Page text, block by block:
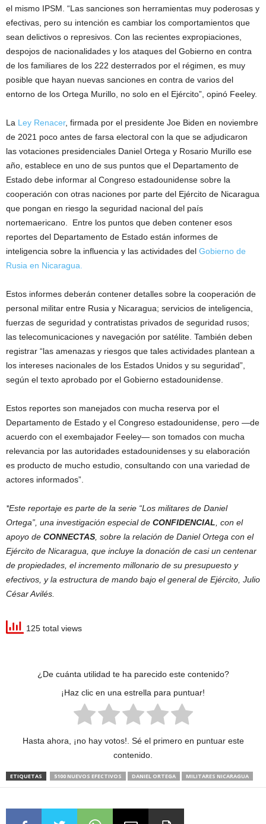
el mismo IPSM. “Las sanciones son herramientas muy poderosas y
efectivas, pero su intención es cambiar los comportamientos que
sean delictivos o represivos. Con las recientes expropiaciones,
despojos de nacionalidades y los ataques del Gobierno en contra
de los familiares de los 222 desterrados por el régimen, es muy
posible que hayan nuevas sanciones en contra de varios del
entorno de los Ortega Murillo, no solo en el Ejército”, opinó Feeley.
La Ley Renacer, firmada por el presidente Joe Biden en noviembre
de 2021 poco antes de farsa electoral con la que se adjudicaron
las votaciones presidenciales Daniel Ortega y Rosario Murillo ese
año, establece en uno de sus puntos que el Departamento de
Estado debe informar al Congreso estadounidense sobre la
cooperación con otras naciones por parte del Ejército de Nicaragua
que pongan en riesgo la seguridad nacional del país
nortemaericano. Entre los puntos que deben contener esos
reportes del Departamento de Estado están informes de
inteligencia sobre la influencia y las actividades del Gobierno de
Rusia en Nicaragua.
Estos informes deberán contener detalles sobre la cooperación de
personal militar entre Rusia y Nicaragua; servicios de inteligencia,
fuerzas de seguridad y contratistas privados de seguridad rusos;
las telecomunicaciones y navegación por satélite. También deben
registrar “las amenazas y riesgos que tales actividades plantean a
los intereses nacionales de los Estados Unidos y su seguridad”,
según el texto aprobado por el Gobierno estadounidense.
Estos reportes son manejados con mucha reserva por el
Departamento de Estado y el Congreso estadounidense, pero —de
acuerdo con el exembajador Feeley— son tomados con mucha
relevancia por las autoridades estadounidenses y su elaboración
es producto de mucho estudio, consultando con una variedad de
actores informados”.
*Este reportaje es parte de la serie “Los militares de Daniel
Ortega”, una investigación especial de CONFIDENCIAL, con el
apoyo de CONNECTAS, sobre la relación de Daniel Ortega con el
Ejército de Nicaragua, que incluye la donación de casi un centenar
de propiedades, elincremento millonario de su presupuesto y
efectivos, y la estructura de mando bajo el general de Ejército, Julio
César Avilés.
125 total views
¿De cuánta utilidad te ha parecido este contenido?
¡Haz clic en una estrella para puntuar!
Hasta ahora, ¡no hay votos!. Sé el primero en puntuar este
contenido.
ETIQUETAS 5100 NUEVOS EFECTIVOS DANIEL ORTEGA MILITARES NICARAGUA